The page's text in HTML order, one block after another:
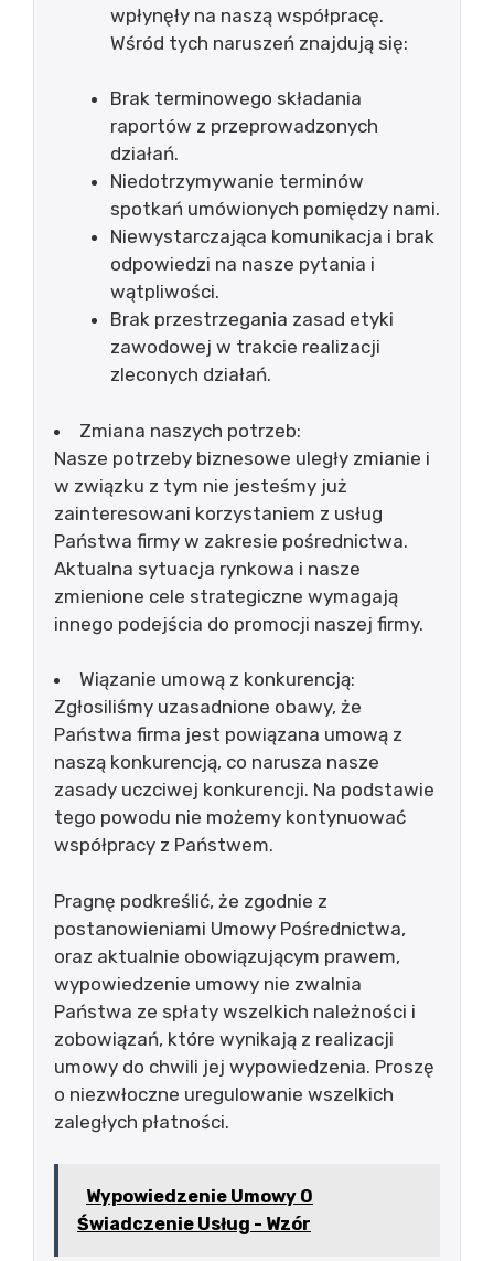
wpłynęły na naszą współpracę.
Wśród tych naruszeń znajdują się:
Brak terminowego składania
raportów z przeprowadzonych
działań.
Niedotrzymywanie terminów
spotkań umówionych pomiędzy nami.
Niewystarczająca komunikacja i brak
odpowiedzi na nasze pytania i
wątpliwości.
Brak przestrzegania zasad etyki
zawodowej w trakcie realizacji
zleconych działań.
Zmiana naszych potrzeb:
Nasze potrzeby biznesowe uległy zmianie i
w związku z tym nie jesteśmy już
zainteresowani korzystaniem z usług
Państwa firmy w zakresie pośrednictwa.
Aktualna sytuacja rynkowa i nasze
zmienione cele strategiczne wymagają
innego podejścia do promocji naszej firmy.
Wiązanie umową z konkurencją:
Zgłosiliśmy uzasadnione obawy, że
Państwa firma jest powiązana umową z
naszą konkurencją, co narusza nasze
zasady uczciwej konkurencji. Na podstawie
tego powodu nie możemy kontynuować
współpracy z Państwem.
Pragnę podkreślić, że zgodnie z
postanowieniami Umowy Pośrednictwa,
oraz aktualnie obowiązującym prawem,
wypowiedzenie umowy nie zwalnia
Państwa ze spłaty wszelkich należności i
zobowiązań, które wynikają z realizacji
umowy do chwili jej wypowiedzenia. Proszę
o niezwłoczne uregulowanie wszelkich
zaległych płatności.
Wypowiedzenie Umowy O
Świadczenie Usług - Wzór